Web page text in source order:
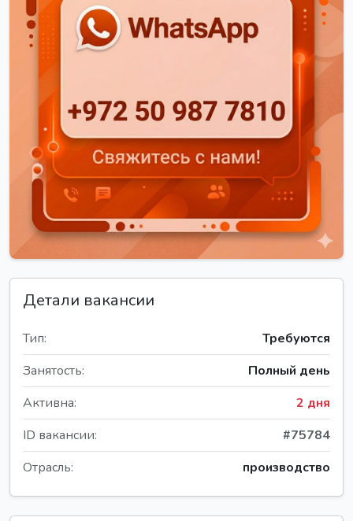
Детали вакансии
Тип:
Требуются
Занятость:
Полный день
Активна:
2 дня
ID вакансии:
#75784
Отрасль:
производство